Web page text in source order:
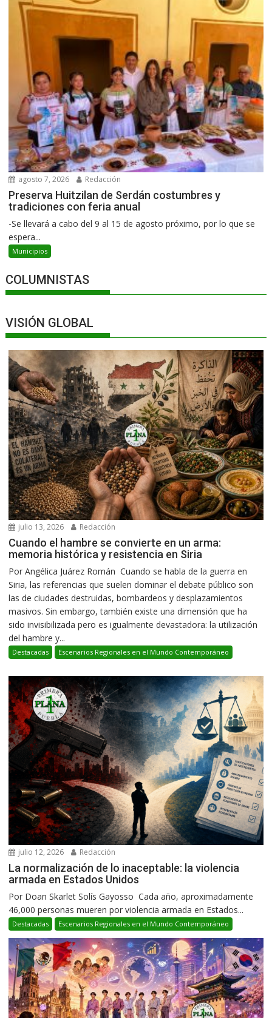
agosto 7, 2026 Redacción
Preserva Huitzilan de Serdán costumbres y
tradiciones con feria anual
-Se llevará a cabo del 9 al 15 de agosto próximo, por lo que se
espera...
Municipios
COLUMNISTAS
VISIÓN GLOBAL
julio 13, 2026 Redacción
Cuando el hambre se convierte en un arma:
memoria histórica y resistencia en Siria
Por Angélica Juárez Román Cuando se habla de la guerra en
Siria, las referencias que suelen dominar el debate público son
las de ciudades destruidas, bombardeos y desplazamientos
masivos. Sin embargo, también existe una dimensión que ha
sido invisibilizada pero es igualmente devastadora: la utilización
del hambre y...
Destacadas Escenarios Regionales en el Mundo Contemporáneo
julio 12, 2026 Redacción
La normalización de lo inaceptable: la violencia
armada en Estados Unidos
Por Doan Skarlet Solís Gayosso Cada año, aproximadamente
46,000 personas mueren por violencia armada en Estados...
Destacadas Escenarios Regionales en el Mundo Contemporáneo